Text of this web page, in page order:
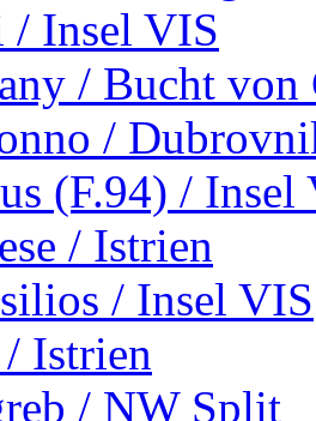
/ Insel VIS
/ Bucht von
/
(F.94) / Insel
/ Istrien
/ Insel VIS
Istrien
/ NW Split